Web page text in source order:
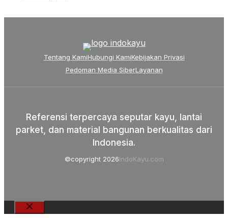
Tentang KamiHubungi KamiKebijakan Privasi
Pedoman Media SiberLayanan
Referensi terpercaya seputar kayu, lantai
parket, dan material bangunan berkualitas dari
Indonesia.
©copyright 2026IndoKayu.com